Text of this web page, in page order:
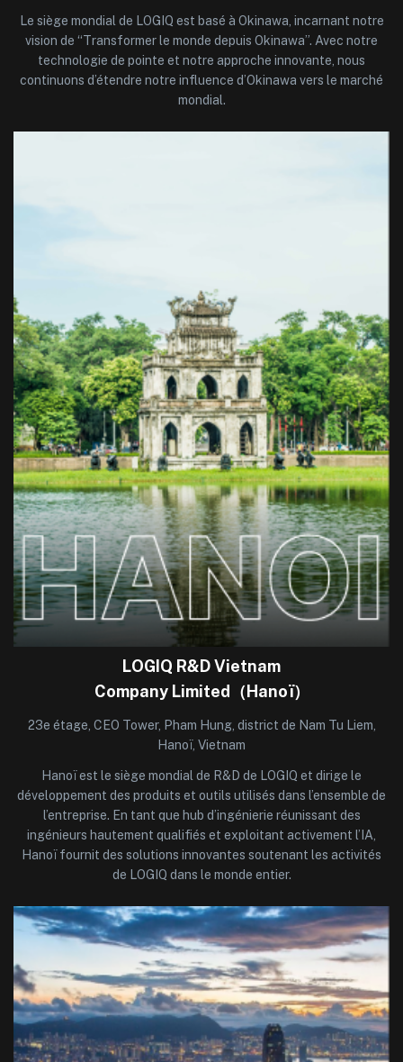
Le siège mondial de LOGIQ est basé à Okinawa, incarnant notre
vision de “Transformer le monde depuis Okinawa”. Avec notre
technologie de pointe et notre approche innovante, nous
continuons d’étendre notre influence d’Okinawa vers le marché
mondial.
LOGIQ R&D Vietnam
Company Limited（Hanoï）
23e étage, CEO Tower, Pham Hung, district de Nam Tu Liem,
Hanoï, Vietnam
Hanoï est le siège mondial de R&D de LOGIQ et dirige le
développement des produits et outils utilisés dans l’ensemble de
l’entreprise. En tant que hub d’ingénierie réunissant des
ingénieurs hautement qualifiés et exploitant activement l’IA,
Hanoï fournit des solutions innovantes soutenant les activités
de LOGIQ dans le monde entier.